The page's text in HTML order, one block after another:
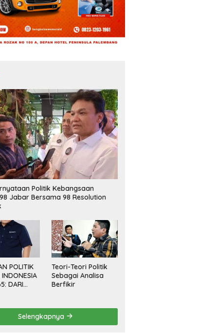
Politik Kebangsaan
Jabar Bersama 98 Resolution
POLITIK
INDONESIA
DARI
Teori-Teori Politik
Sebagai Analisa
Berfikir
Selengkapnya